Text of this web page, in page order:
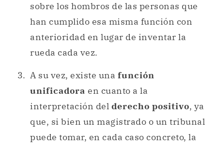
sobre los hombros de las personas que
han cumplido esa misma función con
anterioridad en lugar de inventar la
rueda cada vez.
A su vez, existe una función
unificadora en cuanto a la
interpretación del derecho positivo, ya
que, si bien un magistrado o un tribunal
puede tomar, en cada caso concreto, la